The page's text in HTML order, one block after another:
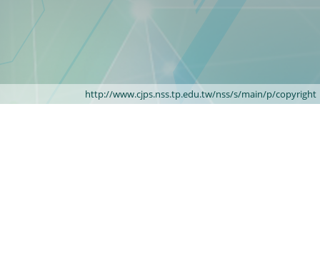
http://www.cjps.nss.tp.edu.tw/nss/s/main/p/copyright